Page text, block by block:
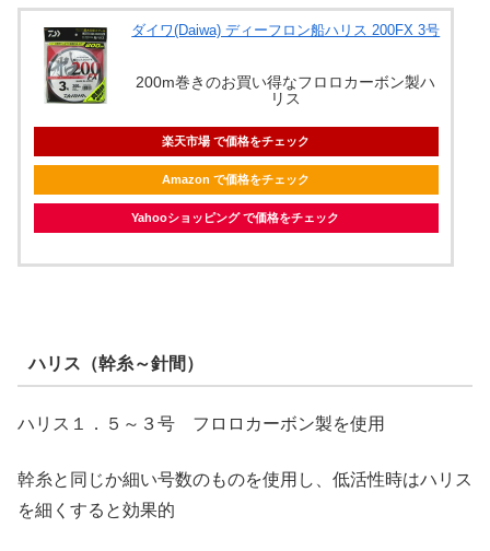
ダイワ(Daiwa) ディーフロン船ハリス 200FX 3号
200m巻きのお買い得なフロロカーボン製ハ
リス
楽天市場 で価格をチェック
Amazon で価格をチェック
Yahooショッピング で価格をチェック
ハリス（幹糸～針間）
ハリス１．５～３号 フロロカーボン製を使用
幹糸と同じか細い号数のものを使用し、低活性時はハリス
を細くすると効果的